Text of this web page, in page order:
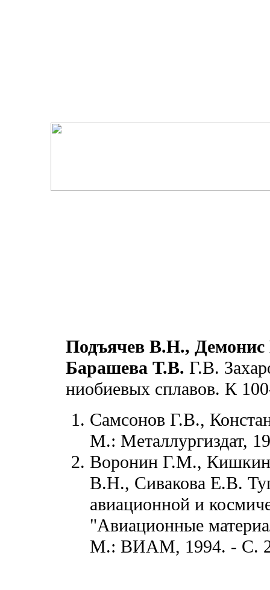
Подъячев В.Н.,
Барашева Т.В. Г.В.
ниобиевых сплавов. К
Самсонов Г.В.,
М.: Металлургиздат,
Воронин Г.М.,
В.Н., Сивакова Е.В.
авиационной и
"Авиационные
М.: ВИАМ, 1994. - С.